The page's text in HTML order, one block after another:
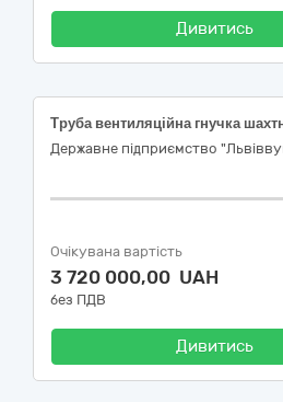
Дивитись
Державне підприємство
Очікувана вартість
3 720 000,00 UAH
без ПДВ
Дивитись